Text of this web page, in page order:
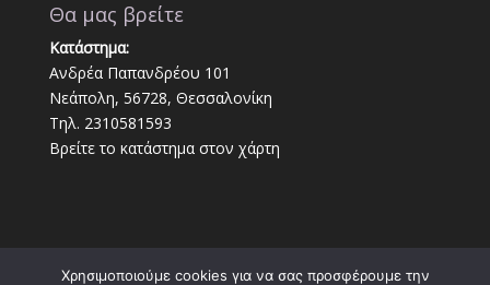
Θα μας βρείτε
Κατάστημα:
Ανδρέα Παπανδρέου 101
Νεάπολη, 56728, Θεσσαλονίκη
Τηλ. 2310581593
Βρείτε το κατάστημα στον χάρτη
Χρησιμοποιούμε cookies για να σας προσφέρουμε την